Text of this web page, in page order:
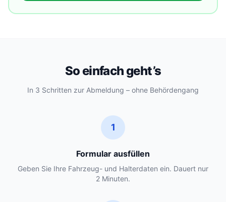
So einfach geht’s
In 3 Schritten zur Abmeldung – ohne Behördengang
1
Formular ausfüllen
Geben Sie Ihre Fahrzeug- und Halterdaten ein. Dauert nur
2 Minuten.